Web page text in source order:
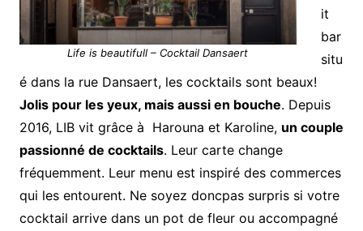
Life is beautifull – Cocktail Dansaert
it
bar
situ
é dans la rue Dansaert, les cocktails sont beaux!
Jolis pour les yeux, mais aussi en bouche. Depuis
2016, LIB vit grâce à Harouna et Karoline, un couple
passionné de cocktails. Leur carte change
fréquemment. Leur menu est inspiré des commerces
qui les entourent. Ne soyez doncpas surpris si votre
cocktail arrive dans un pot de fleur ou accompagné